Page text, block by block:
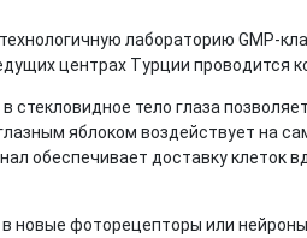
лабораторию GMP-
центрах Турции проводится
тело глаза
яблоком воздействует на
обеспечивает доставку
фоторецепторы или нейроны